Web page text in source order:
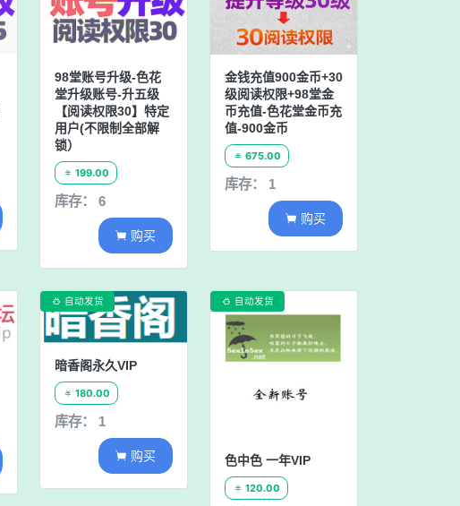
98堂账号升级-色花
堂升级账号-升五级
【阅读权限30】特定
用户(不限制全部解
锁）
 199.00
库存： 6
 购买
金钱充值900金币+30
级阅读权限+98堂金
币充值-色花堂金币充
值-900金币
 675.00
库存： 1
 购买
 自动发货
暗香阁永久VIP
 180.00
库存： 1
 购买
 自动发货
色中色 一年VIP
 120.00